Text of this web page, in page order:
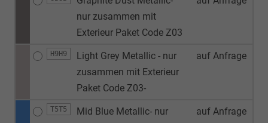
nur zusammen mit
Exterieur Paket Code Z03
H9H9
Light Grey Metallic - nur
zusammen mit Exterieur
Paket Code Z03-
auf Anfrage
T5T5
Mid Blue Metallic- nur
auf Anfrage